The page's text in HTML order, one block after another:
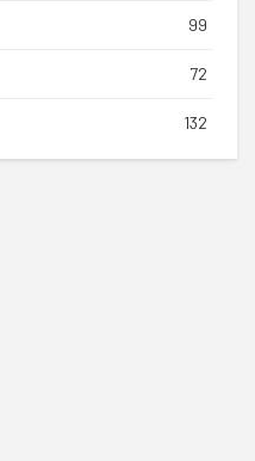
99
72
132